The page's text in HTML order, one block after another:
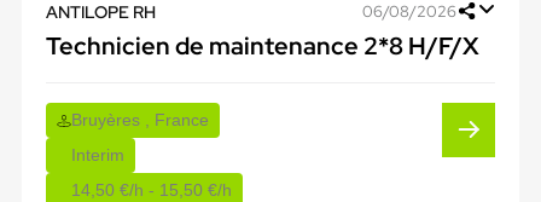
ANTILOPE RH 06/08/2026
Technicien de maintenance 2*8 H/F/X
Bruyères , France
Interim
14,50 €/h - 15,50 €/h